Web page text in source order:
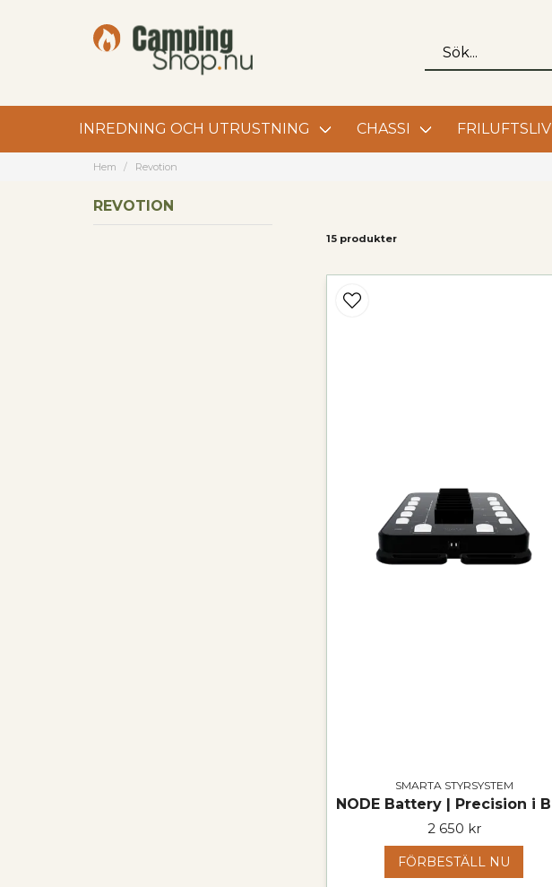
INREDNING OCH UTRUSTNING CHASSI FRILUFTSLIV
Hem Revotion
REVOTION
15 produkter
SMARTA STYRSYSTEM
2 650 kr
FÖRBESTÄLL NU